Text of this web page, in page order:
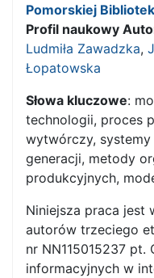
Pomorskiej
Profil naukowy
Ludmiła Zawadzka,
Łopatowska
Słowa kluczowe:
technologii, proces
wytwórczy,
generacji, metody
produkcyjnych,
Niniejsza praca jest
autorów trzeciego
nr NN115015237
informacyjnych w